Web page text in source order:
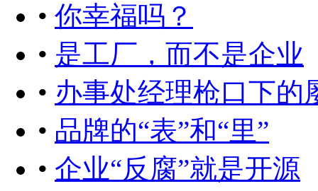
• 你幸福吗？
• 是工厂，而不是企业
• 办事处经理枪口下的
• 品牌的“表”和“里”
• 企业“反腐”就是开源